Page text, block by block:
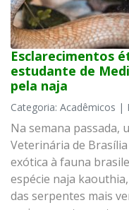
Esclarecimentos
estudante de
pela naja
Categoria: Acadêmicos |
Na semana passada,
Veterinária de
exótica à fauna
espécie naja
das serpentes mais